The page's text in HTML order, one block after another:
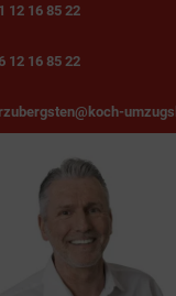
12 16 85 22
12 16 85 22